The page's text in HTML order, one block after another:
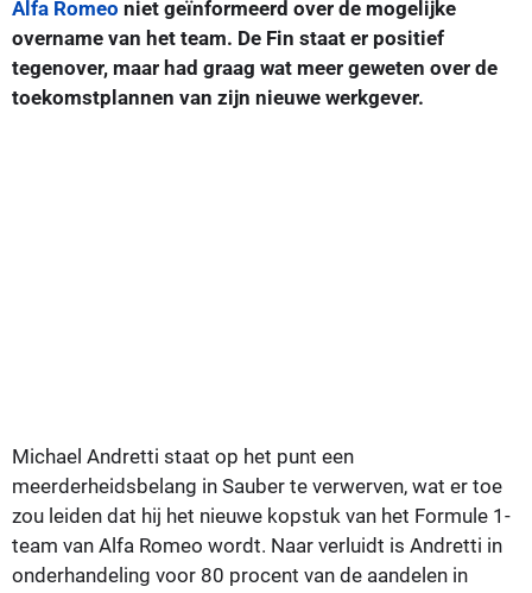
Alfa Romeo niet geïnformeerd over de mogelijke
overname van het team. De Fin staat er positief
tegenover, maar had graag wat meer geweten over de
toekomstplannen van zijn nieuwe werkgever.
Michael Andretti staat op het punt een
meerderheidsbelang in Sauber te verwerven, wat er toe
zou leiden dat hij het nieuwe kopstuk van het Formule 1-
team van Alfa Romeo wordt. Naar verluidt is Andretti in
onderhandeling voor 80 procent van de aandelen in